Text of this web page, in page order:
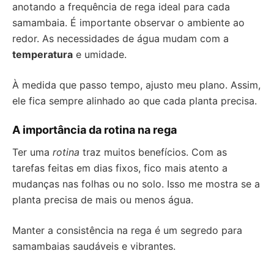
anotando a frequência de rega ideal para cada
samambaia. É importante observar o ambiente ao
redor. As necessidades de água mudam com a
temperatura e umidade.
À medida que passo tempo, ajusto meu plano. Assim,
ele fica sempre alinhado ao que cada planta precisa.
A importância da rotina na rega
Ter uma rotina traz muitos benefícios. Com as
tarefas feitas em dias fixos, fico mais atento a
mudanças nas folhas ou no solo. Isso me mostra se a
planta precisa de mais ou menos água.
Manter a consistência na rega é um segredo para
samambaias saudáveis e vibrantes.